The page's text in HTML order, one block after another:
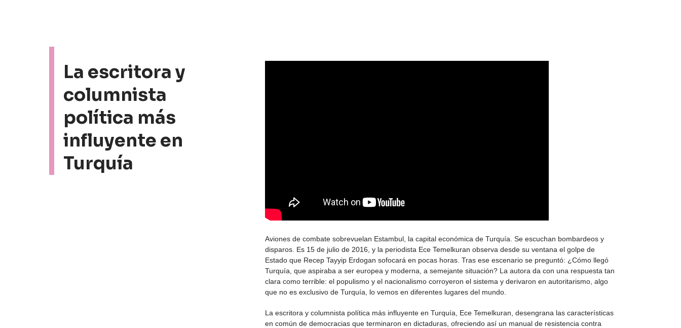
La escritora y
columnista
política más
influyente en
Turquía
Aviones de combate sobrevuelan Estambul, la capital económica de Turquía. Se escuchan bombardeos y
disparos. Es 15 de julio de 2016, y la periodista Ece Temelkuran observa desde su ventana el golpe de
Estado que Recep Tayyip Erdogan sofocará en pocas horas. Tras ese escenario se preguntó: ¿Cómo llegó
Turquía, que aspiraba a ser europea y moderna, a semejante situación? La autora da con una respuesta tan
clara como terrible: el populismo y el nacionalismo corroyeron el sistema y derivaron en autoritarismo, algo
que no es exclusivo de Turquía, lo vemos en diferentes lugares del mundo.
La escritora y columnista política más influyente en Turquía, Ece Temelkuran, desengrana las características
en común de democracias que terminaron en dictaduras, ofreciendo así un manual de resistencia contra